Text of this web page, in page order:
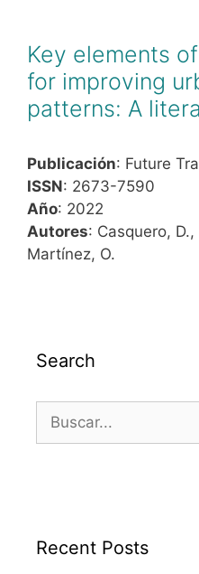
Key elements
for improving
patterns: A
Publicación: Future
ISSN: 2673-7590
Año: 2022
Autores: Casquero,
Martínez, O.
Search
Recent Posts